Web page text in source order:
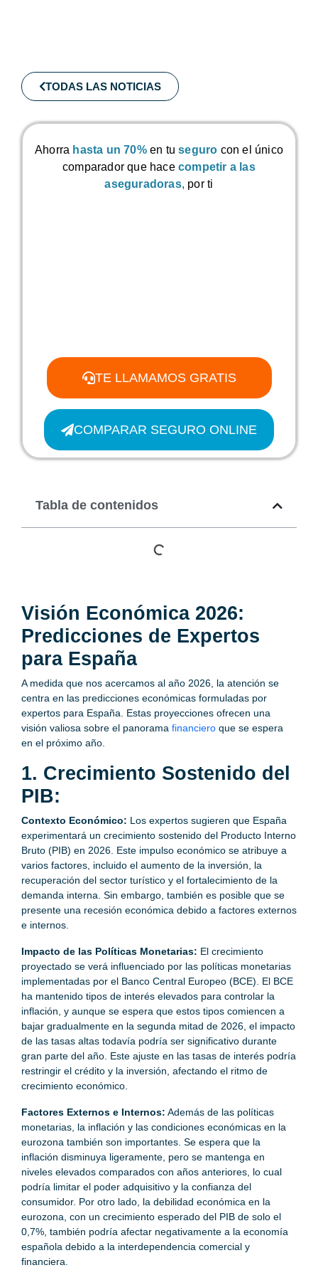
Visión Económica 2026:
Predicciones de Expertos
para España
A medida que nos acercamos al año 2026, la atención se
centra en las predicciones económicas formuladas por
expertos para España. Estas proyecciones ofrecen una
visión valiosa sobre el panorama financiero que se espera
en el próximo año.
1. Crecimiento Sostenido del
PIB:
Contexto Económico: Los expertos sugieren que España
experimentará un crecimiento sostenido del Producto Interno
Bruto (PIB) en 2026. Este impulso económico se atribuye a
varios factores, incluido el aumento de la inversión, la
recuperación del sector turístico y el fortalecimiento de la
demanda interna. Sin embargo, también es posible que se
presente una recesión económica debido a factores externos
e internos.
Impacto de las Políticas Monetarias: El crecimiento
proyectado se verá influenciado por las políticas monetarias
implementadas por el Banco Central Europeo (BCE). El BCE
ha mantenido tipos de interés elevados para controlar la
inflación, y aunque se espera que estos tipos comiencen a
bajar gradualmente en la segunda mitad de 2026, el impacto
de las tasas altas todavía podría ser significativo durante
gran parte del año. Este ajuste en las tasas de interés podría
restringir el crédito y la inversión, afectando el ritmo de
crecimiento económico.
Factores Externos e Internos: Además de las políticas
monetarias, la inflación y las condiciones económicas en la
eurozona también son importantes. Se espera que la
inflación disminuya ligeramente, pero se mantenga en
niveles elevados comparados con años anteriores, lo cual
podría limitar el poder adquisitivo y la confianza del
consumidor. Por otro lado, la debilidad económica en la
eurozona, con un crecimiento esperado del PIB de solo el
0,7%, también podría afectar negativamente a la economía
española debido a la interdependencia comercial y
financiera.
TODAS LAS NOTICIAS
Ahorra hasta un 70% en tuseguro con el único
comparador que hace competir a las
aseguradoras, por ti
TE LLAMAMOS GRATIS
COMPARAR SEGURO ONLINE
Tabla de contenidos